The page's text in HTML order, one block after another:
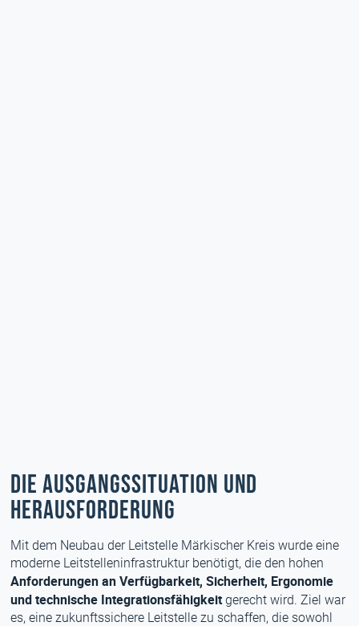
Die Ausgangssituation und
Herausforderung
Mit dem Neubau der Leitstelle Märkischer Kreis wurde eine
moderne Leitstelleninfrastruktur benötigt, die den hohen
Anforderungen an Verfügbarkeit, Sicherheit, Ergonomie
und technische Integrationsfähigkeitgerecht wird. Ziel war
es, eine zukunftssichere Leitstelle zu schaffen, die sowohl